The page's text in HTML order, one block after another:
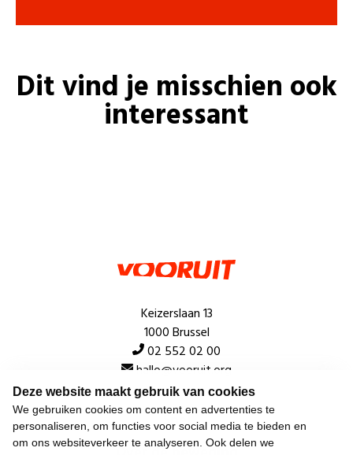
Deze website maakt gebruik van cookies
We gebruiken cookies om content en advertenties te
personaliseren, om functies voor social media te bieden en
om ons websiteverkeer te analyseren. Ook delen we
Dit vind je misschien ook
interessant
Keizerslaan 13
1000 Brussel
02 552 02 00
hallo@vooruit.org
Snel